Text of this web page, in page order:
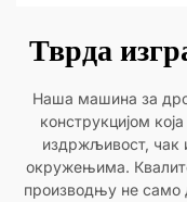
Тврда
Наша машина за
конструкцијом
издржљивост, чак
окружењима.
производњу не само